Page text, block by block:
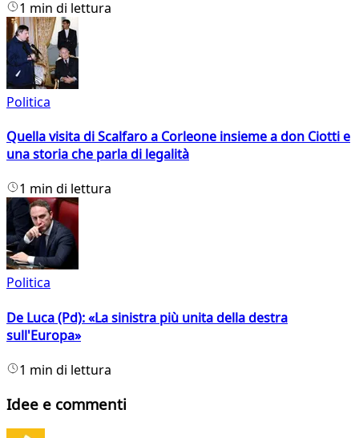
1 min di lettura
Politica
Quella visita di Scalfaro a Corleone insieme a don Ciotti e
una storia che parla di legalità
1 min di lettura
Politica
De Luca (Pd): «La sinistra più unita della destra
sull'Europa»
1 min di lettura
Idee e commenti